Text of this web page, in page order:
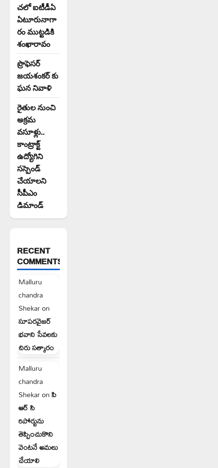
చలో ఐటీడీఏ
ఏటూరునాగా
రం ముట్టడికి
శంఖారావం
ప్రొఫెసర్
జయశంకర్ కు
ఘన నివాళి
రైతుల నుంచి
అక్రమ
వసూళ్లు..
కాంట్రాక్ట్
ఉద్యోగిని
సస్పెండ్
చేయాలని
సీపీఎం
డిమాండ్
RECENT
COMMENTS
Malluru
chandra
Shekaron
సూపరవైజర్
భవాని సేవలకు
చిరు సత్కారం
Malluru
chandra
Shekaronపి
ఆర్ సి
రిపోర్టును
తెప్పించుకొని
వెంటనే అమలు
చేయాలి